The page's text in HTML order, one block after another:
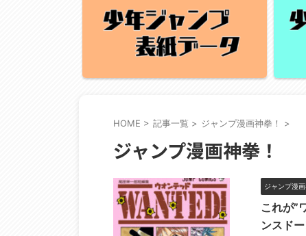
HOME > 記事一覧 > ジャンプ漫画神拳！ >
ジャンプ漫画神拳！
ジャンプ漫画
これが”
ンスド